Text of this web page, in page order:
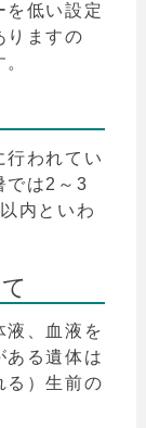
を低い設定
りますの
行われてい
では2～3
内といわ
液、血液を
ある遺体は
る）生前の